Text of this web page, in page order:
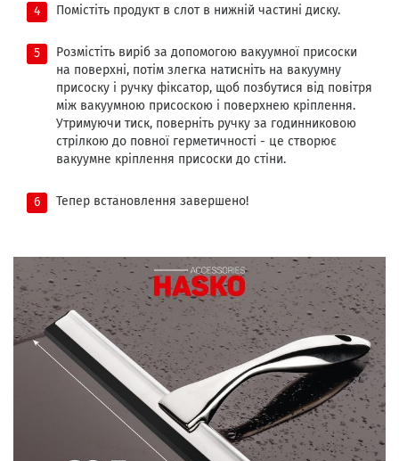
Помістіть продукт в слот в нижній частині диску.
Розмістіть виріб за допомогою вакуумної присоски
на поверхні, потім злегка натисніть на вакуумну
присоску і ручку фіксатор, щоб позбутися від повітря
між вакуумною присоскою і поверхнею кріплення.
Утримуючи тиск, поверніть ручку за годинниковою
стрілкою до повної герметичності - це створює
вакуумне кріплення присоски до стіни.
Тепер встановлення завершено!